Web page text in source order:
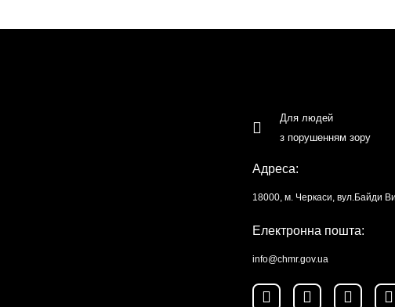
Для людей
з порушенням зору
Адреса:
18000, м. Черкаси, вул.Байди
Електронна пошта:
info@chmr.gov.ua